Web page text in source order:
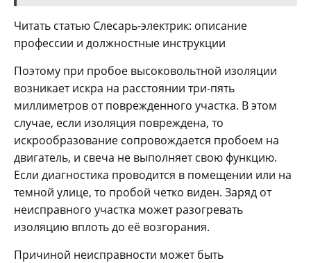
Читать статью Слесарь-электрик: описание
профессии и должностные инструкции
Поэтому при пробое высоковольтной изоляции
возникает искра на расстоянии три-пять
миллиметров от поврежденного участка. В этом
случае, если изоляция повреждена, то
искрообразование сопровождается пробоем на
двигатель, и свеча не выполняет свою функцию.
Если диагностика проводится в помещении или на
темной улице, то пробой четко виден. Заряд от
неисправного участка может разогревать
изоляцию вплоть до её возгорания.
Причиной неисправности может быть